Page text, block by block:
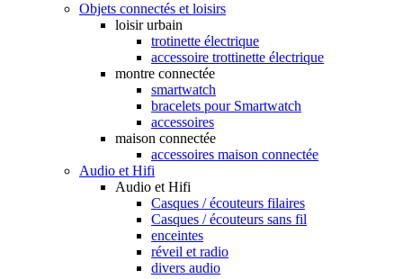
Objets connectés et loisirs
loisir urbain
trotinette électrique
accessoire trottinette électrique
montre connectée
smartwatch
bracelets pour Smartwatch
accessoires
maison connectée
accessoires maison connectée
Audio et Hifi
Audio et Hifi
Casques / écouteurs filaires
Casques / écouteurs sans fil
enceintes
réveil et radio
divers audio